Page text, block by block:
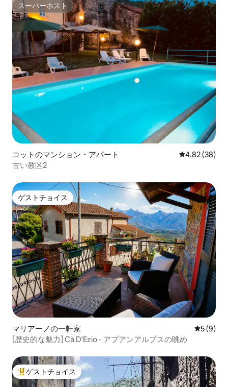
スーパーホスト
スーパーホスト
コットのマンション・アパート レビュー38
4.82 (38)
古い教区2
ゲストチョイス
ゲストチョイス
マリアーノの一軒家 レビュー
5 (9)
[歴史的な魅力] Cà D'Ezio - アプアンアルプスの眺め
大好評のゲストチョイスです。
ゲストチョイス